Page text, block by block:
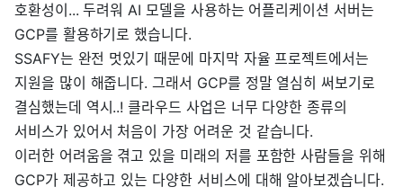
호환성이... 두려워 AI 모델을 사용하는 어플리케이션 서버는
GCP를 활용하기로 했습니다.
SSAFY는 완전 멋있기 때문에 마지막 자율 프로젝트에서는
지원을 많이 해줍니다. 그래서 GCP를 정말 열심히 써보기로
결심했는데 역시..! 클라우드 사업은 너무 다양한 종류의
서비스가 있어서 처음이 가장 어려운 것 같습니다.
이러한 어려움을 겪고 있을 미래의 저를 포함한 사람들을 위해
GCP가 제공하고 있는 다양한 서비스에 대해 알아보겠습니다.